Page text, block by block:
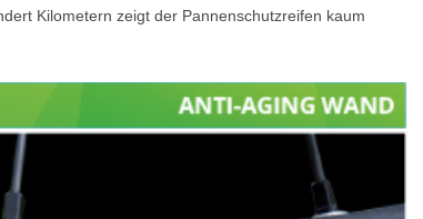
Kilometern zeigt der Pannenschutzreifen kaum